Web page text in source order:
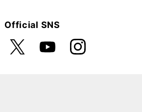
Official SNS
YouTube Instagra
m